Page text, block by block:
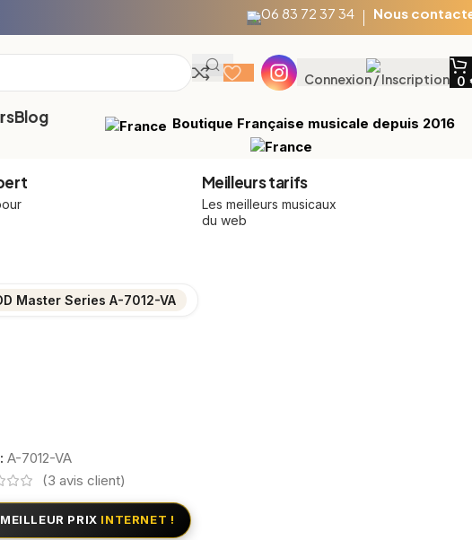
06 83 72 37 34 Nous
Connexion / Inscription 0
Blog
Boutique Française musicale depuis 2016
Meilleurs tarifs
Les meilleurs musicaux
du web
Master Series A-7012-VA
:A-7012-VA
(3 avis client)
MEILLEUR PRIX INTERNET !